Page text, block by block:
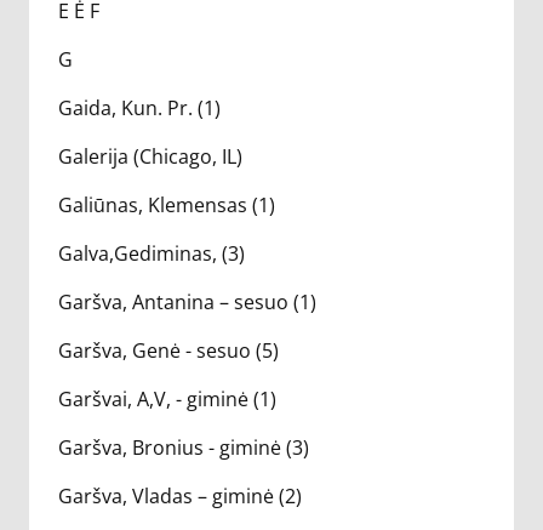
E Ė F
G
Gaida, Kun. Pr. (1)
Galerija (Chicago, IL)
Galiūnas, Klemensas (1)
Galva,Gediminas, (3)
Garšva, Antanina – sesuo (1)
Garšva, Genė - sesuo (5)
Garšvai, A,V, - giminė (1)
Garšva, Bronius - giminė (3)
Garšva, Vladas – giminė (2)